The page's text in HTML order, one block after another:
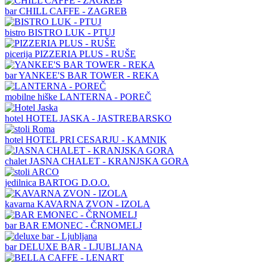
barCHILL CAFFE - ZAGREB
bistro BISTRO LUK - PTUJ
picerija PIZZERIA PLUS - RUŠE
barYANKEE'S BAR TOWER - REKA
mobilne hiške LANTERNA - POREČ
hotel HOTEL JASKA - JASTREBARSKO
hotel HOTEL PRI CESARJU - KAMNIK
chalet JASNA CHALET - KRANJSKA GORA
jedilnica BARTOG D.O.O.
kavarna KAVARNA ZVON - IZOLA
barBAR EMONEC - ČRNOMELJ
barDELUXE BAR - LJUBLJANA